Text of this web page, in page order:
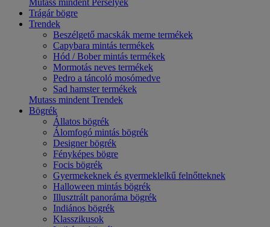
Mutass mindent Perselyek
Trágár bögre
Trendek
Beszélgető macskák meme termékek
Capybara mintás termékek
Hód / Bober mintás termékek
Mormotás neves termékek
Pedro a táncoló mosómedve
Sad hamster termékek
Mutass mindent Trendek
Bögrék
Állatos bögrék
Álomfogó mintás bögrék
Designer bögrék
Fényképes bögre
Focis bögrék
Gyermekeknek és gyermeklelkű felnőtteknek
Halloween mintás bögrék
Illusztrált panoráma bögrék
Indiános bögrék
Klasszikusok